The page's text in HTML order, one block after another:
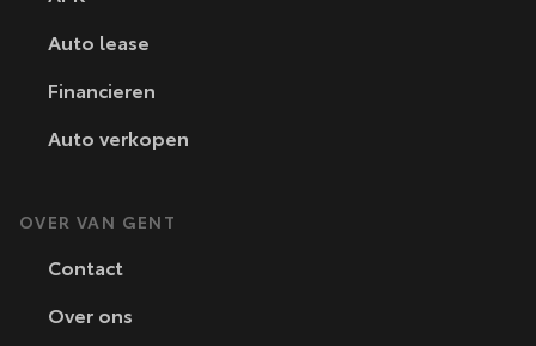
Auto lease
Financieren
Auto verkopen
OVER VAN GENT
Contact
Over ons